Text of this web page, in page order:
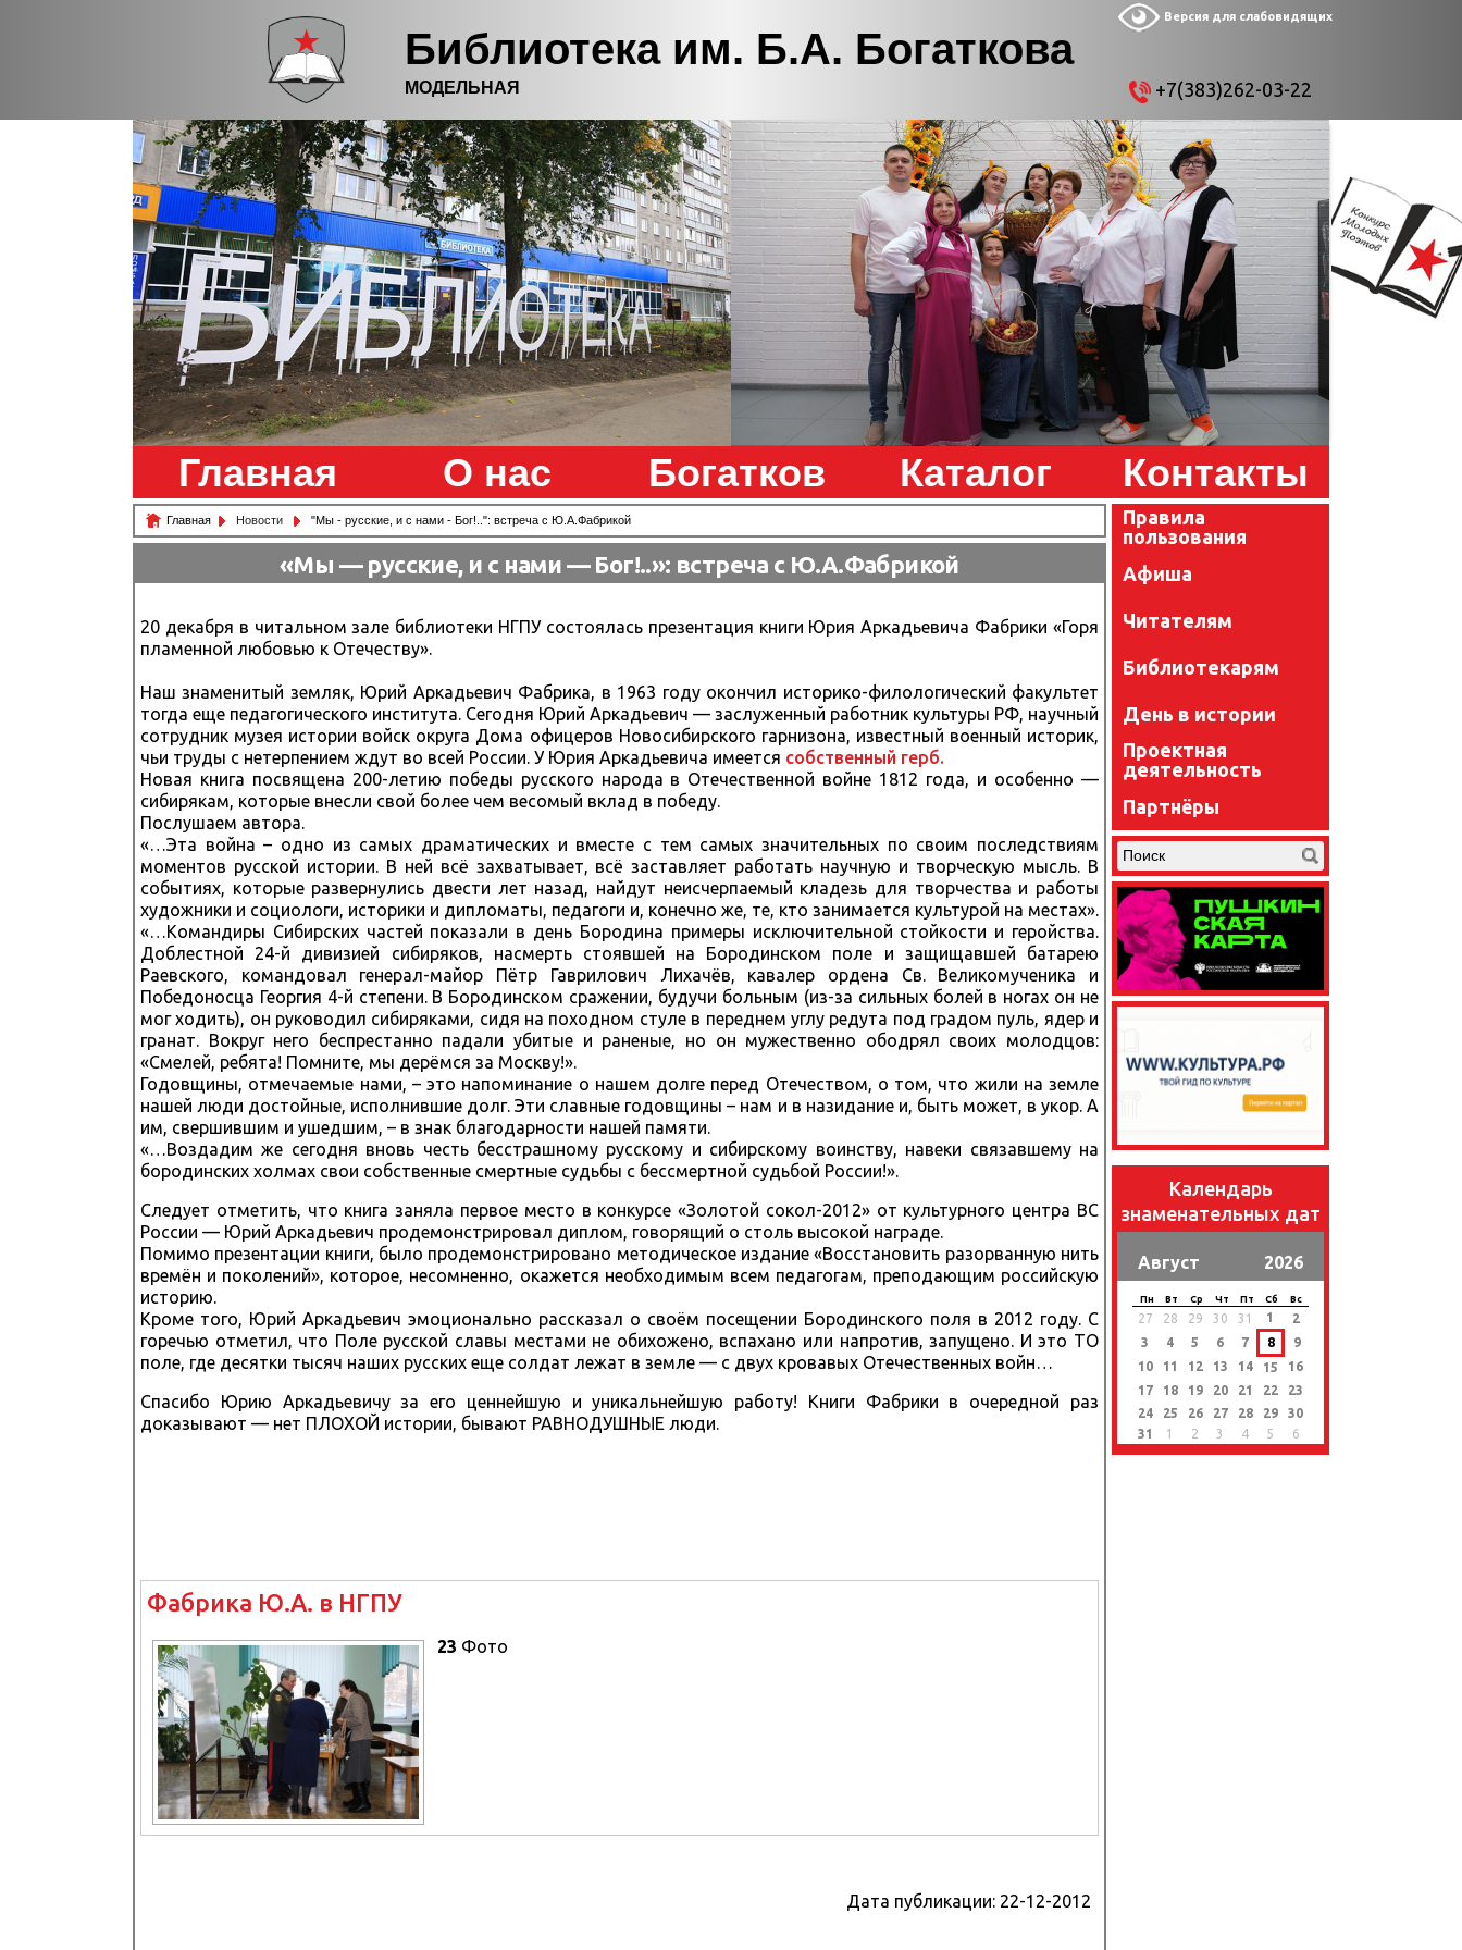
Библиотека им. Б.А. Богаткова
МОДЕЛЬНАЯ
Версия для слабовидящих
+7(383)262-03-22
Главная О нас Богатков Каталог Контакты
Главная Новости "Мы - русские, и с нами - Бог!..": встреча с Ю.А.Фабрикой
«Мы — русские, и с нами — Бог!..»: встреча с Ю.А.Фабрикой
20 декабря в читальном зале библиотеки НГПУ состоялась презентация книги Юрия Аркадьевича Фабрики «Горя
пламенной любовью к Отечеству».
Наш знаменитый земляк, Юрий Аркадьевич Фабрика, в 1963 году окончил историко-филологический факультет
тогда еще педагогического института. Сегодня Юрий Аркадьевич — заслуженный работник культуры РФ, научный
сотрудник музея истории войск округа Дома офицеров Новосибирского гарнизона, известный военный историк,
чьи труды с нетерпением ждут во всей России. У Юрия Аркадьевича имеется собственный герб.
Новая книга посвящена 200-летию победы русского народа в Отечественной войне 1812 года, и особенно —
сибирякам, которые внесли свой более чем весомый вклад в победу.
Послушаем автора.
«…Эта война – одно из самых драматических и вместе с тем самых значительных по своим последствиям
моментов русской истории. В ней всё захватывает, всё заставляет работать научную и творческую мысль. В
событиях, которые развернулись двести лет назад, найдут неисчерпаемый кладезь для творчества и работы
художники и социологи, историки и дипломаты, педагоги и, конечно же, те, кто занимается культурой на местах».
«…Командиры Сибирских частей показали в день Бородина примеры исключительной стойкости и геройства.
Доблестной 24-й дивизией сибиряков, насмерть стоявшей на Бородинском поле и защищавшей батарею
Раевского, командовал генерал-майор Пётр Гаврилович Лихачёв, кавалер ордена Св. Великомученика и
Победоносца Георгия 4-й степени. В Бородинском сражении, будучи больным (из-за сильных болей в ногах он не
мог ходить), он руководил сибиряками, сидя на походном стуле в переднем углу редута под градом пуль, ядер и
гранат. Вокруг него беспрестанно падали убитые и раненые, но он мужественно ободрял своих молодцов:
«Смелей, ребята! Помните, мы дерёмся за Москву!».
Годовщины, отмечаемые нами, – это напоминание о нашем долге перед Отечеством, о том, что жили на земле
нашей люди достойные, исполнившие долг. Эти славные годовщины – нам и в назидание и, быть может, в укор. А
им, свершившим и ушедшим, – в знак благодарности нашей памяти.
«…Воздадим же сегодня вновь честь бесстрашному русскому и сибирскому воинству, навеки связавшему на
бородинских холмах свои собственные смертные судьбы с бессмертной судьбой России!».
Следует отметить, что книга заняла первое место в конкурсе «Золотой сокол-2012» от культурного центра ВС
России — Юрий Аркадьевич продемонстрировал диплом, говорящий о столь высокой награде.
Помимо презентации книги, было продемонстрировано методическое издание «Восстановить разорванную нить
времён и поколений», которое, несомненно, окажется необходимым всем педагогам, преподающим российскую
историю.
Кроме того, Юрий Аркадьевич эмоционально рассказал о своём посещении Бородинского поля в 2012 году. С
горечью отметил, что Поле русской славы местами не обихожено, вспахано или напротив, запущено. И это ТО
поле, где десятки тысяч наших русских еще солдат лежат в земле — с двух кровавых Отечественных войн…
Спасибо Юрию Аркадьевичу за его ценнейшую и уникальнейшую работу! Книги Фабрики в очередной раз
доказывают — нет ПЛОХОЙ истории, бывают РАВНОДУШНЫЕ люди.
Фабрика Ю.А. в НГПУ
23 Фото
Дата публикации: 22-12-2012
Правила
пользования
Афиша
Читателям
Библиотекарям
День в истории
Проектная
деятельность
Партнёры
Календарь
знаменательных дат
Август 2026
Пн Вт Ср Чт Пт Сб Вс
27 28 29 30 31 1
2
3
4 5 6 7 8
9
10
11 12 13 14 15
16
17
18 19 20 21 22
23
24
25 26 27 28 29
30
31
1 2 3 4 5 6